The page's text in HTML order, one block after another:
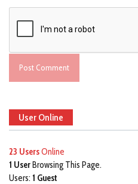
User Online
23 UsersOnline
1 UserBrowsing This Page.
Users: 1 Guest